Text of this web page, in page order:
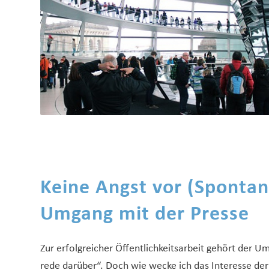
Keine Angst vor
Umgang mit der Presse
Zur erfolgreicher Öffentlichkeitsarbeit gehört der
rede darüber“. Doch wie wecke ich das Interesse